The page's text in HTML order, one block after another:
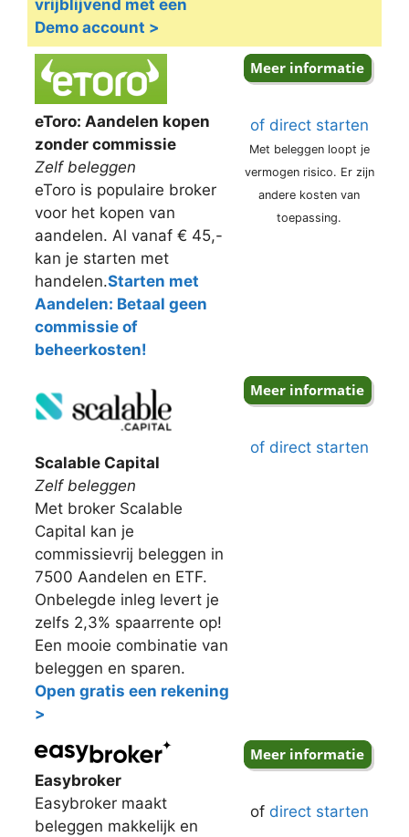
vrijblijvend met een
Demo account >
eToro: Aandelen kopen
zonder commissie
Zelf beleggen
eToro is populaire broker
voor het kopen van
aandelen. Al vanaf € 45,-
kan je starten met
handelen.Starten met
Aandelen: Betaal geen
commissie of
beheerkosten!
of direct starten
Met beleggen loopt je
vermogen risico. Er zijn
andere kosten van
toepassing.
Scalable Capital
Zelf beleggen
Met broker Scalable
Capital kan je
commissievrij beleggen in
7500 Aandelen en ETF.
Onbelegde inleg levert je
zelfs 2,3% spaarrente op!
Een mooie combinatie van
beleggen en sparen.
Open gratis een rekening
>
of direct starten
Easybroker
Easybroker maakt
beleggen makkelijk en
of direct starten